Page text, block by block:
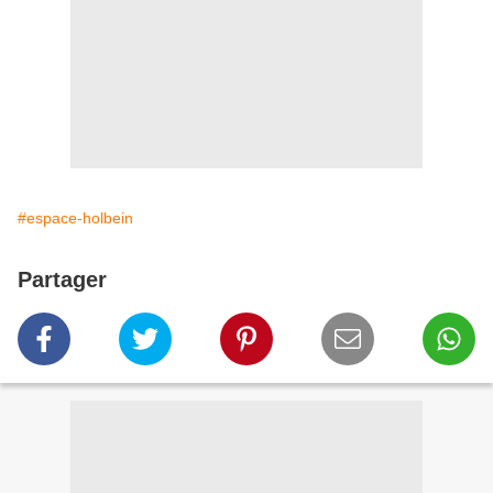
#espace-holbein
Partager